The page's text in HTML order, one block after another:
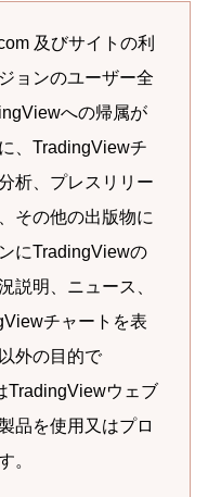
及びサイトの利
ョンのユーザー全
への帰属が
、TradingViewチ
析、プレスリリー
その他の出版物に
にTradingViewの
説明、ニュース、
チャートを表
外の目的で
TradingViewウェブ
品を使用又はプロ
。